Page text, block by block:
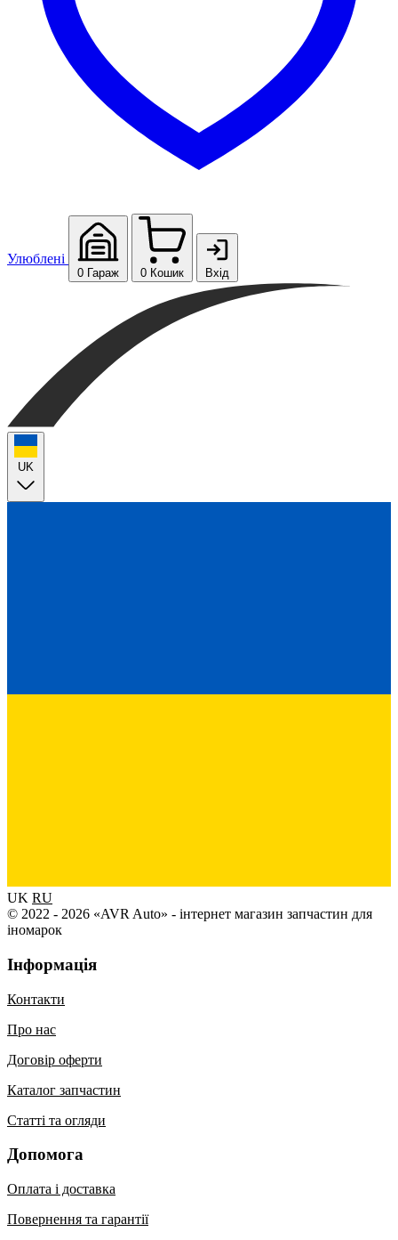
Улюблені
0 Гараж 0 Кошик Вхід
UK RU
© 2022 - 2026 «AVR Auto» - інтернет магазин запчастин для
іномарок
Інформація
Контакти
Про нас
Договір оферти
Каталог запчастин
Статті та огляди
Допомога
Оплата і доставка
Повернення та гарантії